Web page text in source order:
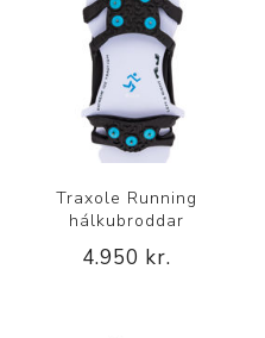
Traxole Running
hálkubroddar
4.950 kr.